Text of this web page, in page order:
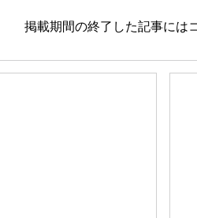
掲載期間の終了した記事には